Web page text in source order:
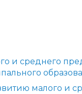
и среднего
малого и